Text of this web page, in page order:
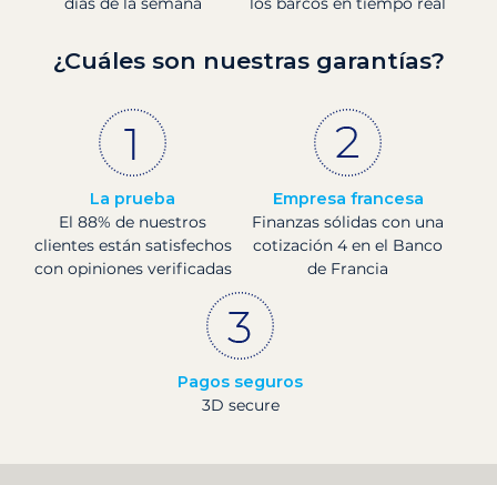
¿Cuáles son nuestras garantías?
La prueba
El 88% de nuestros
clientes están satisfechos
con opiniones verificadas
Empresa francesa
Finanzas sólidas con una
cotización 4 en el Banco
de Francia
Pagos seguros
3D secure